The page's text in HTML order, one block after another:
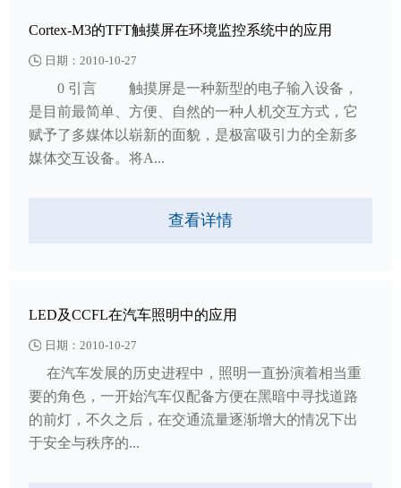
Cortex-M3的TFT触摸屏在环境监控系统中的应用
日期：2010-10-27
0 引言 触摸屏是一种新型的电子输入设备，
是目前最简单、方便、自然的一种人机交互方式，它
赋予了多媒体以崭新的面貌，是极富吸引力的全新多
媒体交互设备。将A...
查看详情
LED及CCFL在汽车照明中的应用
日期：2010-10-27
在汽车发展的历史进程中，照明一直扮演着相当重
要的角色，一开始汽车仅配备方便在黑暗中寻找道路
的前灯，不久之后，在交通流量逐渐增大的情况下出
于安全与秩序的...